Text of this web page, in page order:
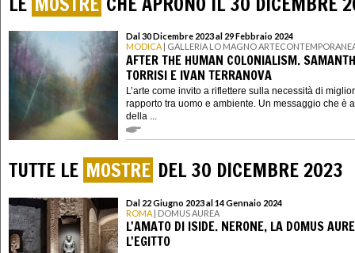
Dal 30 Dicembre 2023 al 29 Febbraio 2024
MODICA | GALLERIA LO MAGNO
AFTER THE HUMAN COLONIALISM.
TORRISI E IVAN TERRANOVA
L’arte come invito a riflettere sulla necessità di
rapporto tra uomo e ambiente. Un messaggio che è
della ...
TUTTE LE MOSTRE DEL 30 DICEMBRE 2023
Dal 22 Giugno 2023 al 14 Gennaio 2024
ROMA | DOMUS AUREA
L'AMATO DI ISIDE. NERONE, LA DOMUS
L'EGITTO